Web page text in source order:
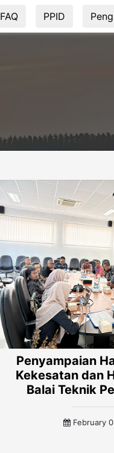
FAQ PPID
Penyampaian
Kekesatan dan
Balai Teknik
February